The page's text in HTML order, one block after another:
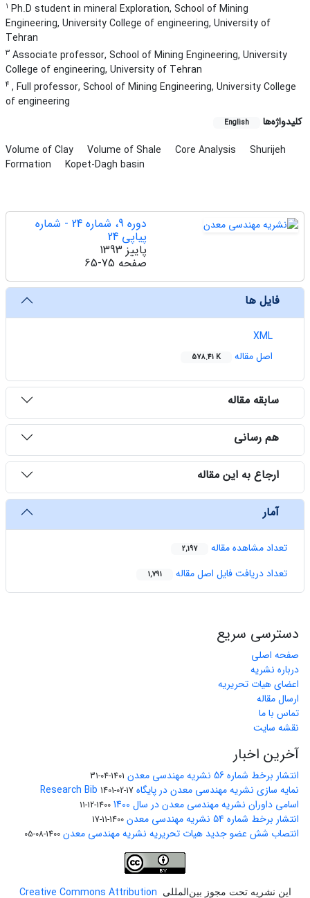
1 Ph.D student in mineral Exploration, School of Mining
Engineering, University College of engineering, University of
Tehran
3 Associate professor, School of Mining Engineering, University
College of engineering, University of Tehran
4 , Full professor, School of Mining Engineering, University College
of engineering
کلیدواژه‌ها
English
Volume of Clay Volume of Shale Core Analysis
Shurijeh
Formation
Kopet-Dagh basin
دوره 9، شماره 24 - شماره
پیاپی 24
پاییز 1393
صفحه 65-75
فایل ها
XML
اصل مقاله
578.41 K
سابقه مقاله
هم رسانی
ارجاع به این مقاله
آمار
تعداد مشاهده مقاله 2,197
تعداد دریافت فایل اصل مقاله 1,791
دسترسی سریع
صفحه اصلی
درباره نشریه
اعضای هیات تحریریه
ارسال مقاله
تماس با ما
نقشه سایت
آخرین اخبار
انتشار برخط شماره 56 نشریه مهندسی معدن 1401-04-31
نمایه سازی نشریه مهندسی معدن در پایگاه Research Bib 1401-02-17
اسامی داوران نشریه مهندسی معدن در سال 1400 1400-12-11
انتشار برخط شماره 54 نشریه مهندسی معدن 1400-11-17
انتصاب شش عضو جدید هیات تحریریه نشریه مهندسی معدن 1400-08-05
این نشریه تحت مجوز بین‌المللی Creative Commons Attribution